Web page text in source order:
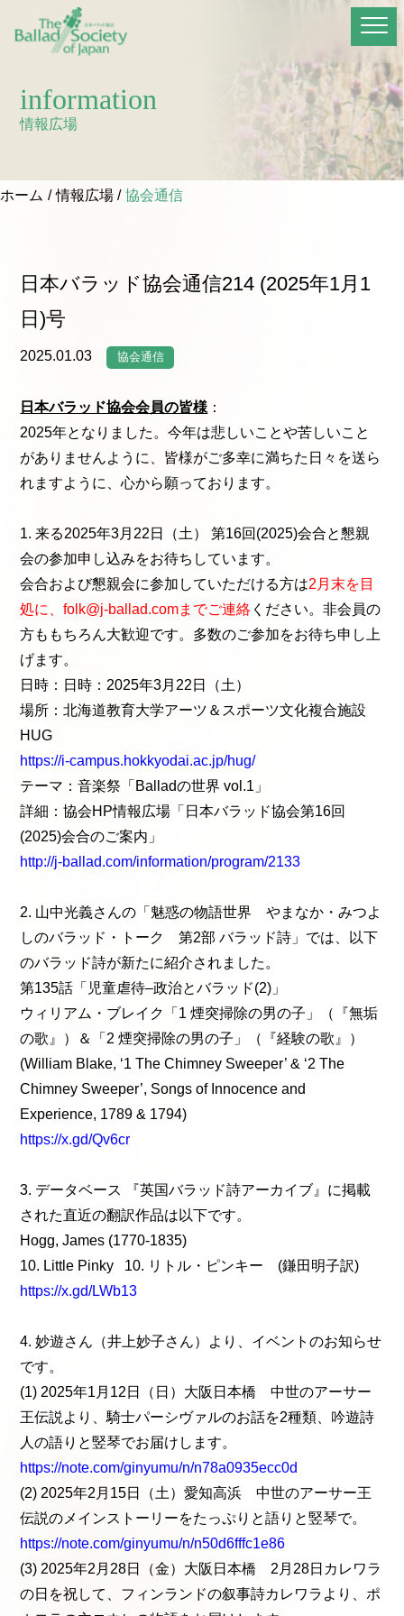
information
情報広場
ホーム 情報広場 協会通信
日本バラッド協会通信214 (2025年1月1
日)号
2025.01.03 協会通信
日本バラッド協会会員の皆様 ：
2025年となりました。今年は悲しいことや苦しいこと
がありませんように、皆様がご多幸に満ちた日々を送ら
れますように、心から願っております。
1. 来る2025年3月22日（土） 第16回(2025)会合と懇親
会の参加申し込みをお待ちしています。
会合および懇親会に参加していただける方は2月末を目
処に、folk@j-ballad.comまでご連絡 ください。非会員の
方ももちろん大歓迎です。多数のご参加をお待ち申し上
げます。
日時：日時：2025年3月22日（土）
場所：北海道教育大学アーツ＆スポーツ文化複合施設
HUG
https://i-campus.hokkyodai.ac.jp/hug/
テーマ：音楽祭「Balladの世界 vol.1」
詳細：協会HP情報広場「日本バラッド協会第16回
(2025)会合のご案内」
http://j-ballad.com/information/program/2133
2. 山中光義さんの「魅惑の物語世界 やまなか・みつよ
しのバラッド・トーク 第2部 バラッド詩」では、以下
のバラッド詩が新たに紹介されました。
第135話「児童虐待–政治とバラッド(2)」
ウィリアム・ブレイク「1 煙突掃除の男の子」（『無垢
の歌』）＆「2 煙突掃除の男の子」（『経験の歌』）
(William Blake, ‘1 The Chimney Sweeper’ & ‘2 The
Chimney Sweeper’, Songs of Innocence and
Experience, 1789 & 1794)
https://x.gd/Qv6cr
3. データベース 『英国バラッド詩アーカイブ』に掲載
された直近の翻訳作品は以下です。
Hogg, James (1770-1835)
10. Little Pinky 10. リトル・ピンキー (鎌田明子訳)
https://x.gd/LWb13
4. 妙遊さん（井上妙子さん）より、イベントのお知らせ
です。
(1) 2025年1月12日（日）大阪日本橋 中世のアーサー
王伝説より、騎士パーシヴァルのお話を2種類、吟遊詩
人の語りと竪琴でお届けします。
https://note.com/ginyumu/n/n78a0935ecc0d
(2) 2025年2月15日（土）愛知高浜 中世のアーサー王
伝説のメインストーリーをたっぷりと語りと竪琴で。
https://note.com/ginyumu/n/n50d6fffc1e86
(3) 2025年2月28日（金）大阪日本橋 2月28日カレワラ
の日を祝して、フィンランドの叙事詩カレワラより、ポ